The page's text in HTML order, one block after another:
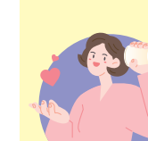
서울여행
게시판